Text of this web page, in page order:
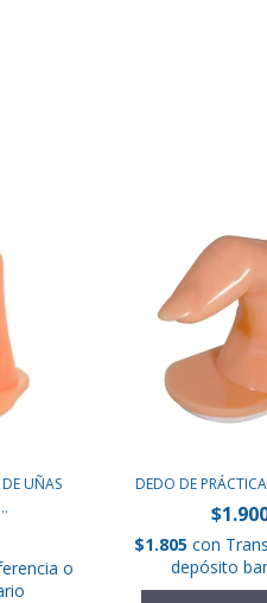
UÑAS
o
DEDO DE
$1.805con
depósito